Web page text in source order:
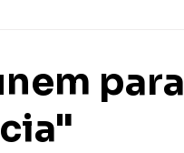
para